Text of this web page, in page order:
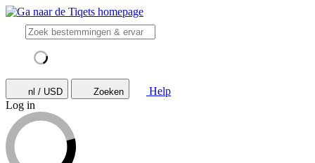
nl / USD Zoeken
Help
Log in